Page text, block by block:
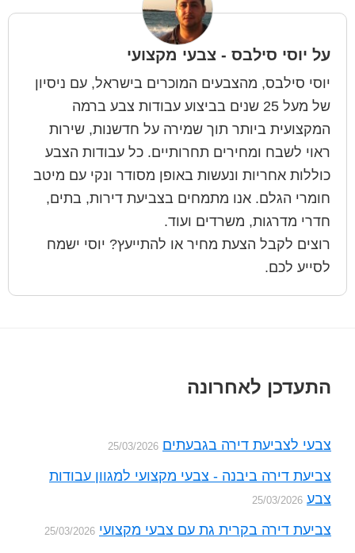
על יוסי סילבס - צבעי מקצועי
יוסי סילבס, מהצבעים המוכרים בישראל, עם ניסיון
של מעל 25 שנים בביצוע עבודות צבע ברמה
המקצועית ביותר תוך שמירה על חדשנות, שירות
ראוי לשבח ומחירים תחרותיים. כל עבודות הצבע
כוללות אחריות ונעשות באופן מסודר ונקי עם מיטב
חומרי הגלם. אנו מתמחים בצביעת דירות, בתים,
חדרי מדרגות, משרדים ועוד.
רוצים לקבל הצעת מחיר או להתייעץ? יוסי ישמח
לסייע לכם.
Footer
התעדכן לאחרונה
צבעי לצביעת דירה בגבעתים 25/03/2026
צביעת דירה ביבנה - צבעי מקצועי למגוון עבודות
צבע 25/03/2026
צביעת דירה בקרית גת עם צבעי מקצועי 25/03/2026